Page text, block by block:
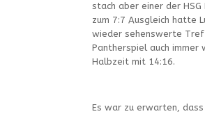
stach aber einer der
zum 7:7 Ausgleich hatte
wieder sehenswerte
Pantherspiel auch immer
Halbzeit mit 14:16.
Es war zu erwarten,